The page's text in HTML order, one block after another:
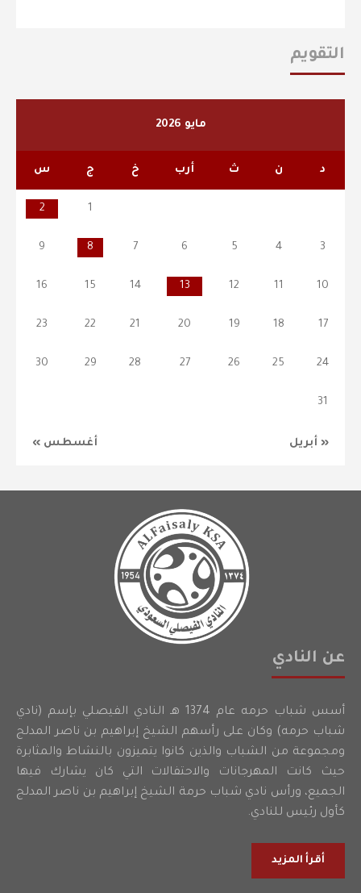
التقويم
مايو 2026
د ن ث أرب خ ج س
« أبريل أغسطس »
1
2
3
4
5
6
7
8
9
10
11
12
13
14
15
16
17
18
19
20
21
22
23
24
25
26
27
28
29
30
31
عن النادي
أسس شباب حرمه عام 1374 هـ النادي الفيصلي بإسم (نادي
شباب حرمه) وكان على رأسهم الشيخ إبراهيم بن ناصر المدلج
ومجموعة من الشباب والذين كانوا يتميزون بالنشاط والمثابرة
حيث كانت المهرجانات والاحتفالات التي كان يشارك فيها
الجميع، ورأس نادي شباب حرمة الشيخ إبراهيم بن ناصر المدلج
كأول رئيس للنادي.
أقرأ المزيد